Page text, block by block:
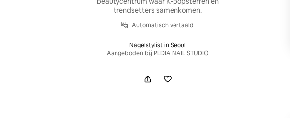
trendsetters samenkomen.
Automatisch vertaald
Nagelstylist in Seoul
Aangeboden bij PLDIA NAIL STUDIO